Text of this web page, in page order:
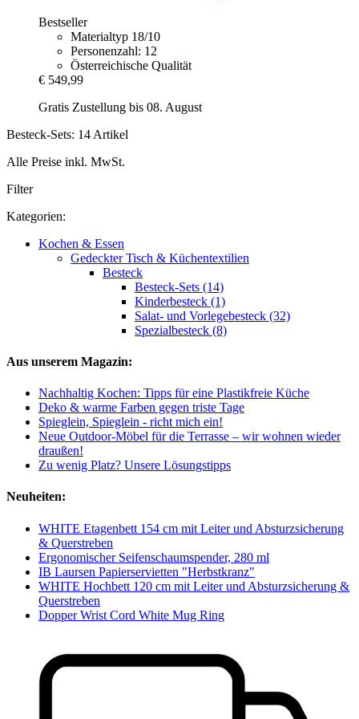
Bestseller
Materialtyp 18/10
Personenzahl: 12
Österreichische Qualität
€ 549,99
Gratis Zustellung bis 08. August
Besteck-Sets: 14 Artikel
Alle Preise inkl. MwSt.
Filter
Kategorien:
Kochen & Essen
Gedeckter Tisch & Küchentextilien
Besteck
Besteck-Sets (14)
Kinderbesteck (1)
Salat- und Vorlegebesteck (32)
Spezialbesteck (8)
Aus unserem Magazin:
Nachhaltig Kochen: Tipps für eine Plastikfreie Küche
Deko & warme Farben gegen triste Tage
Spieglein, Spieglein - richt mich ein!
Neue Outdoor-Möbel für die Terrasse – wir wohnen wieder
draußen!
Zu wenig Platz? Unsere Lösungstipps
Neuheiten:
WHITE Etagenbett 154 cm mit Leiter und Absturzsicherung
& Querstreben
Ergonomischer Seifenschaumspender, 280 ml
IB Laursen Papierservietten "Herbstkranz"
WHITE Hochbett 120 cm mit Leiter und Absturzsicherung &
Querstreben
Dopper Wrist Cord White Mug Ring